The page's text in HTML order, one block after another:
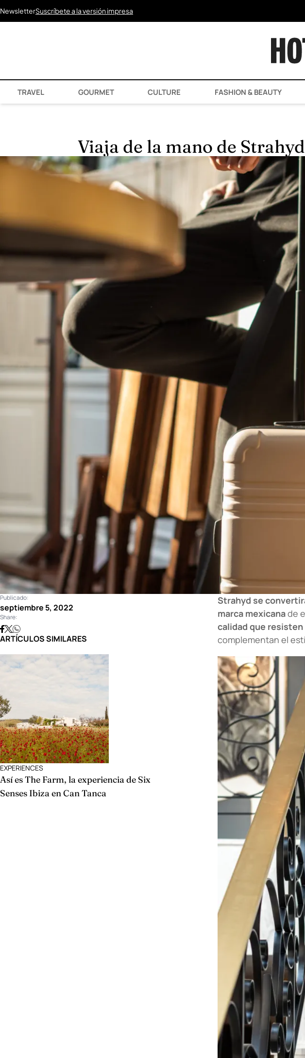
NewsletterSuscríbete a la versión impresa
TRAVEL GOURMET CULTURE FASHION & BEAUTY
Viaja de la mano de
Strahyd se
marca mexicanade
calidad que
complementan el
Publicado:
septiembre 5, 2022
Share:
ARTÍCULOS SIMILARES
EXPERIENCES
Así es The Farm, la experiencia de Six
Senses Ibiza en Can Tanca